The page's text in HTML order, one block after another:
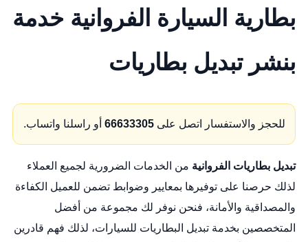
بطارية السيارة الفروانية خدمة
بنشر تبديل بطاريات
للحجز والاستفسار اتصل على 66633305أو راسلنا واتساب.
تبديل بطاريات الفروانية من الخدمات الضرورية لجميع العملاء
لذلك حرصنا على توفيرها بمعايير وضوابط تضمن للعميل الكفاءة
والمصداقية والأمانة، فنحن نوفر لك مجموعة من أفضل
المتخصصين بخدمة تبديل البطاريات للسيارات، لذلك فهم قادرين